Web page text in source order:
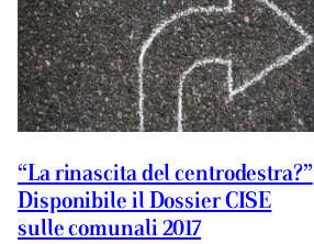
“La rinascita del centrodestra?”
Disponibile il Dossier CISE
sulle comunali 2017